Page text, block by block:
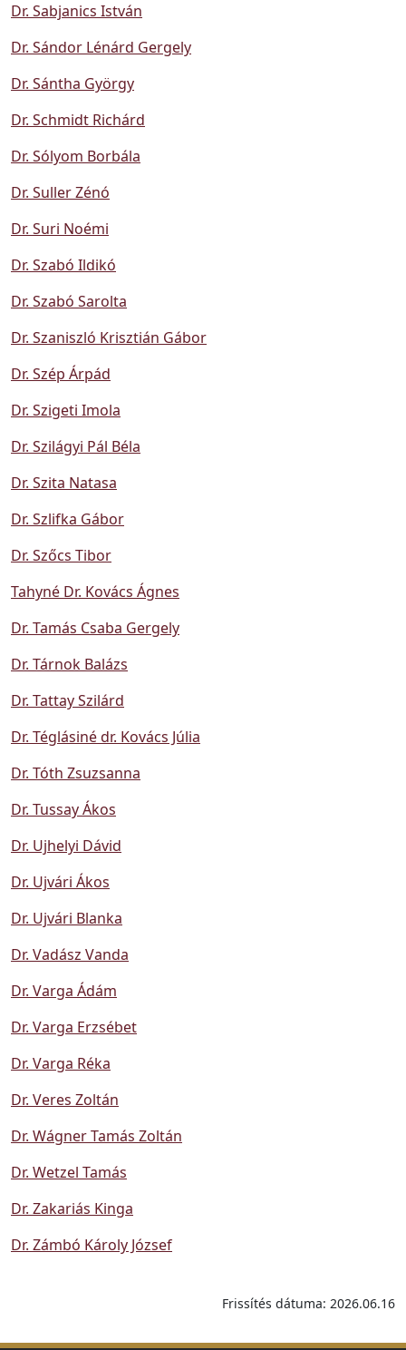
Dr. Sabjanics István
Dr. Sándor Lénárd Gergely
Dr. Sántha György
Dr. Schmidt Richárd
Dr. Sólyom Borbála
Dr. Suller Zénó
Dr. Suri Noémi
Dr. Szabó Ildikó
Dr. Szabó Sarolta
Dr. Szaniszló Krisztián Gábor
Dr. Szép Árpád
Dr. Szigeti Imola
Dr. Szilágyi Pál Béla
Dr. Szita Natasa
Dr. Szlifka Gábor
Dr. Szőcs Tibor
Tahyné Dr. Kovács Ágnes
Dr. Tamás Csaba Gergely
Dr. Tárnok Balázs
Dr. Tattay Szilárd
Dr. Téglásiné dr. Kovács Júlia
Dr. Tóth Zsuzsanna
Dr. Tussay Ákos
Dr. Ujhelyi Dávid
Dr. Ujvári Ákos
Dr. Ujvári Blanka
Dr. Vadász Vanda
Dr. Varga Ádám
Dr. Varga Erzsébet
Dr. Varga Réka
Dr. Veres Zoltán
Dr. Wágner Tamás Zoltán
Dr. Wetzel Tamás
Dr. Zakariás Kinga
Dr. Zámbó Károly József
Frissítés dátuma: 2026.06.16